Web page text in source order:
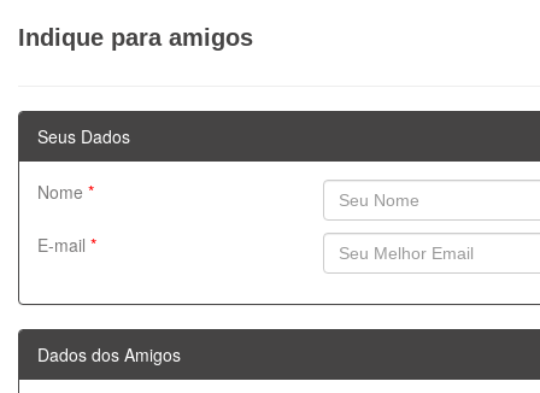
Indique para amigos
Seus Dados
Nome *
E-mail *
Dados dos Amigos